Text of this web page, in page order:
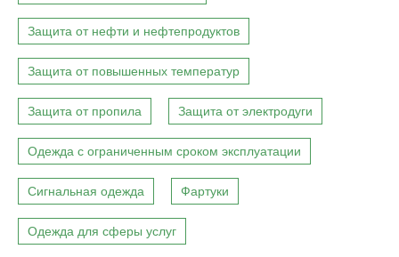
Защита от нефти и нефтепродуктов
Защита от повышенных температур
Защита от пропила Защита от электродуги
Одежда с ограниченным сроком эксплуатации
Сигнальная одежда Фартуки
Одежда для сферы услуг